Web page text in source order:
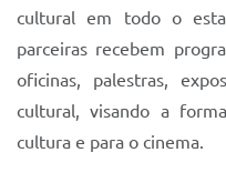
cultural em todo o
parceiras recebem
oficinas, palestras,
cultural, visando a
cultura e para o cinema.